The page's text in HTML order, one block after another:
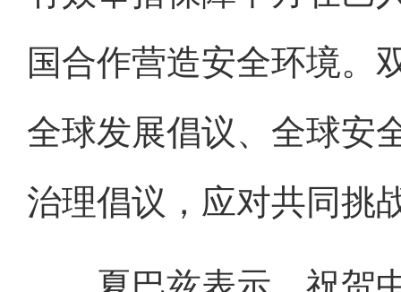
国合作营造安全环境。
全球发展倡议、全球安
治理倡议，应对共同挑